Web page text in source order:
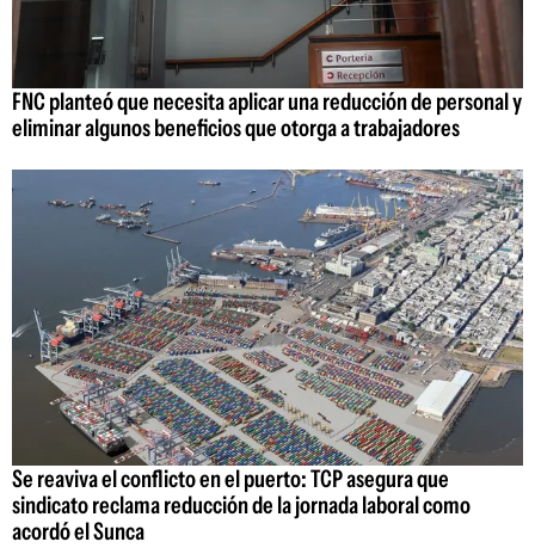
FNC planteó que necesita aplicar una reducción de personal y
eliminar algunos beneficios que otorga a trabajadores
Se reaviva el conflicto en el puerto: TCP asegura que
sindicato reclama reducción de la jornada laboral como
acordó el Sunca